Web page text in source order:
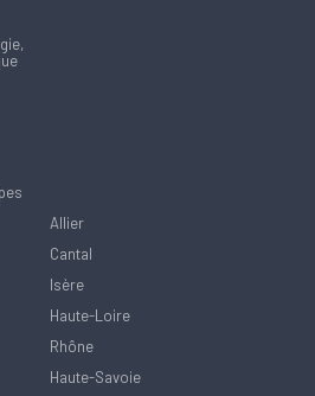
Allier
Cantal
Isère
Haute-Loire
Rhône
Haute-Savoie